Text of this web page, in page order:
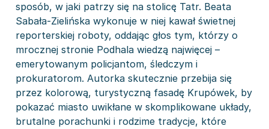
sposób, w jaki patrzy się na stolicę Tatr. Beata
Sabała-Zielińska wykonuje w niej kawał świetnej
reporterskiej roboty, oddając głos tym, którzy o
mrocznej stronie Podhala wiedzą najwięcej –
emerytowanym policjantom, śledczym i
prokuratorom. Autorka skutecznie przebija się
przez kolorową, turystyczną fasadę Krupówek, by
pokazać miasto uwikłane w skomplikowane układy,
brutalne porachunki i rodzime tradycje, które